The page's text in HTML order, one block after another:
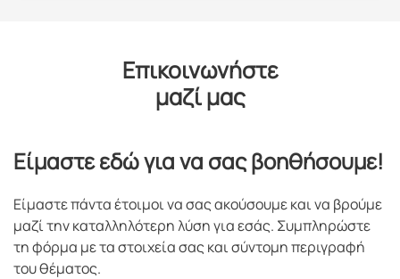
Επικοινωνήστε
μαζί μας
Είμαστε εδώ για να σας βοηθήσουμε!
Είμαστε πάντα έτοιμοι να σας ακούσουμε και να βρούμε
μαζί την καταλληλότερη λύση για εσάς. Συμπληρώστε
τη φόρμα με τα στοιχεία σας και σύντομη περιγραφή
του θέματος.